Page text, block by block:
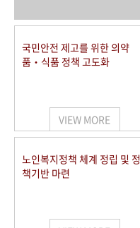
국민안전 제고를 위한 의약
품‧식품 정책 고도화
VIEW MORE
노인복지정책 체계 정립 및 정
책기반 마련